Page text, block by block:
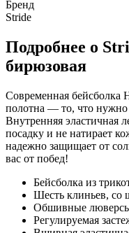
Бренд
Stride
Подробнее о
бирюзовая
Современная бейсболка
полотна — то, что нужно
Внутренняя эластичная
посадку и не натирает
надежно защищает от
вас от побед!
Бейсболка из
Шесть клиньев, со
Обшивные
Регулируемая